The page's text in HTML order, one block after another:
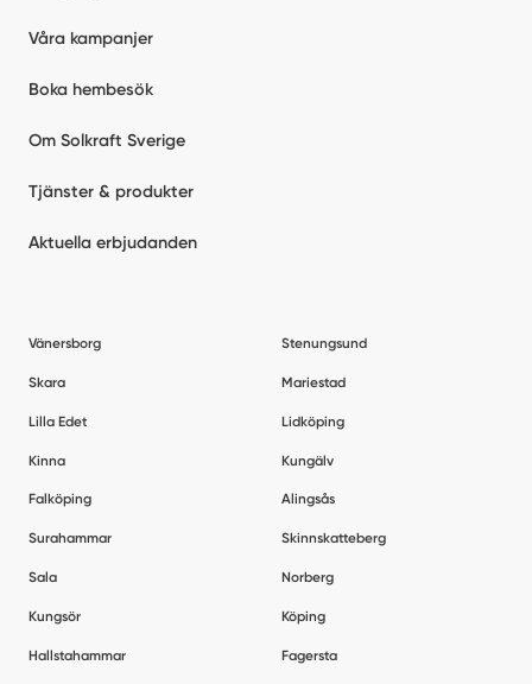
Våra kampanjer
Boka hembesök
Om Solkraft Sverige
Tjänster & produkter
Aktuella erbjudanden
Vänersborg Stenungsund
Skara Mariestad
Lilla Edet Lidköping
Kinna Kungälv
Falköping Alingsås
Surahammar Skinnskatteberg
Sala Norberg
Kungsör Köping
Hallstahammar Fagersta